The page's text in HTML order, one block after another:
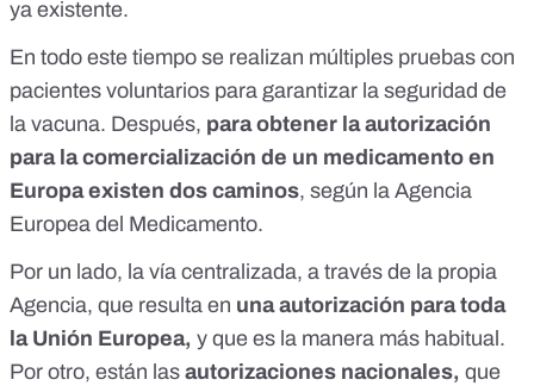
ya existente.
En todo este tiempo se realizan múltiples pruebas con
pacientes voluntarios para garantizar la seguridad de
la vacuna. Después, paraobtener la autorización
para la comercialización de un medicamento en
Europa existen dos caminos, según la Agencia
Europea del Medicamento.
Por un lado, la vía centralizada, a través de la propia
Agencia, que resulta en una autorización para toda
la Unión Europea, y que es la manera más habitual.
Por otro, están las autorizaciones nacionales, que